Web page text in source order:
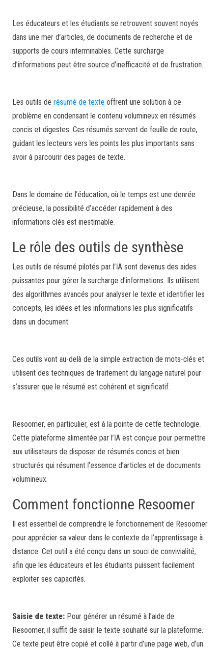
Les éducateurs et les étudiants se retrouvent souvent noyés
dans une mer d’articles, de documents de recherche et de
supports de cours interminables. Cette surcharge
d’informations peut être source d’inefficacité et de frustration.
Les outils de résumé de texte offrent une solution à ce
problème en condensant le contenu volumineux en résumés
concis et digestes. Ces résumés servent de feuille de route,
guidant les lecteurs vers les points les plus importants sans
avoir à parcourir des pages de texte.
Dans le domaine de l’éducation, où le temps est une denrée
précieuse, la possibilité d’accéder rapidement à des
informations clés est inestimable.
Le rôle des outils de synthèse
Les outils de résumé pilotés par l’IA sont devenus des aides
puissantes pour gérer la surcharge d’informations. Ils utilisent
des algorithmes avancés pour analyser le texte et identifier les
concepts, les idées et les informations les plus significatifs
dans un document.
Ces outils vont au-delà de la simple extraction de mots-clés et
utilisent des techniques de traitement du langage naturel pour
s’assurer que le résumé est cohérent et significatif.
Resoomer, en particulier, est à la pointe de cette technologie.
Cette plateforme alimentée par l’IA est conçue pour permettre
aux utilisateurs de disposer de résumés concis et bien
structurés qui résument l’essence d’articles et de documents
volumineux.
Comment fonctionne Resoomer
Il est essentiel de comprendre le fonctionnement de Resoomer
pour apprécier sa valeur dans le contexte de l’apprentissage à
distance. Cet outil a été conçu dans un souci de convivialité,
afin que les éducateurs et les étudiants puissent facilement
exploiter ses capacités.
Saisie de texte: Pour générer un résumé à l’aide de
Resoomer, il suffit de saisir le texte souhaité sur la plateforme.
Ce texte peut être copié et collé à partir d’une page web, d’un